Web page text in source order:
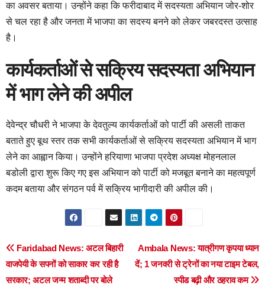
का अवसर बताया। उन्होंने कहा कि फरीदाबाद में सदस्यता अभियान जोर-शोर
से चल रहा है और जनता में भाजपा का सदस्य बनने को लेकर जबरदस्त उत्साह
है।
कार्यकर्ताओं से सक्रिय सदस्यता अभियान
में भाग लेने की अपील
देवेन्द्र चौधरी ने भाजपा के देवतुल्य कार्यकर्ताओं को पार्टी की असली ताकत
बताते हुए बूथ स्तर तक सभी कार्यकर्ताओं से सक्रिय सदस्यता अभियान में भाग
लेने का आह्वान किया। उन्होंने हरियाणा भाजपा प्रदेश अध्यक्ष मोहनलाल
बडोली द्वारा शुरू किए गए इस अभियान को पार्टी को मजबूत बनाने का महत्वपूर्ण
कदम बताया और संगठन पर्व में सक्रिय भागीदारी की अपील की।
Post
navigation
Ambala News: यात्रीगण कृपया ध्यान
दें; 1 जनवरी से ट्रेनों का नया टाइम टेबल,
स्पीड बढ़ी और ठहराव कम
Faridabad News: अटल बिहारी
वाजपेयी के सपनों को साकार कर रही है
सरकार; अटल जन्म शताब्दी पर बोले